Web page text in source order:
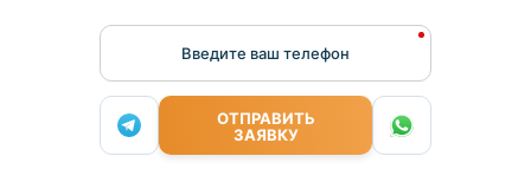
Введите ваш телефон
ОТПРАВИТЬ
ЗАЯВКУ